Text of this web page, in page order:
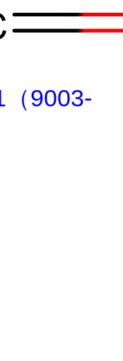
9003-